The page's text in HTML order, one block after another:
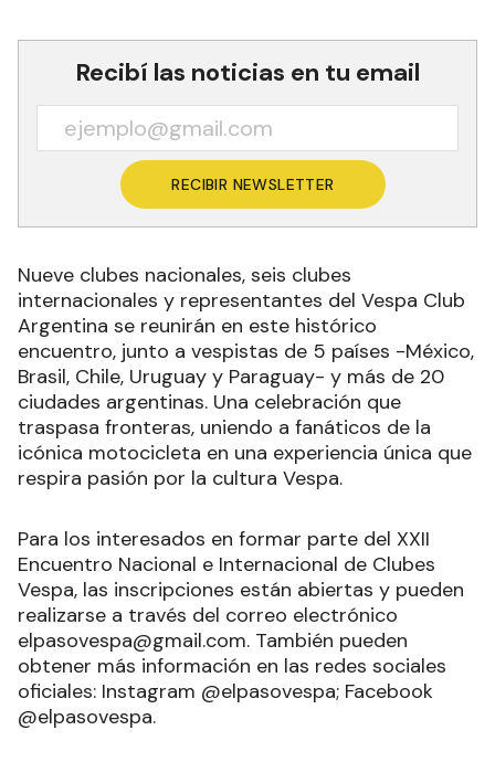
Recibí las noticias en tu email
RECIBIR NEWSLETTER
Nueve clubes nacionales, seis clubes
internacionales y representantes del Vespa Club
Argentina se reunirán en este histórico
encuentro, junto a vespistas de 5 países -México,
Brasil, Chile, Uruguay y Paraguay- y más de 20
ciudades argentinas. Una celebración que
traspasa fronteras, uniendo a fanáticos de la
icónica motocicleta en una experiencia única que
respira pasión por la cultura Vespa.
Para los interesados en formar parte del XXII
Encuentro Nacional e Internacional de Clubes
Vespa, las inscripciones están abiertas y pueden
realizarse a través del correo electrónico
elpasovespa@gmail.com. También pueden
obtener más información en las redes sociales
oficiales: Instagram @elpasovespa; Facebook
@elpasovespa.